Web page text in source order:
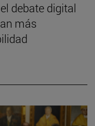
debate digital
más